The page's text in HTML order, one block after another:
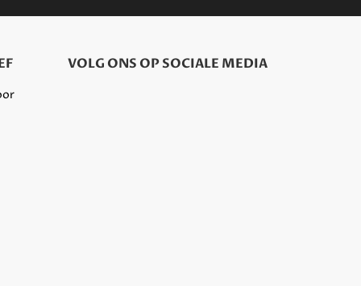
VOLG ONS OP SOCIALE MEDIA